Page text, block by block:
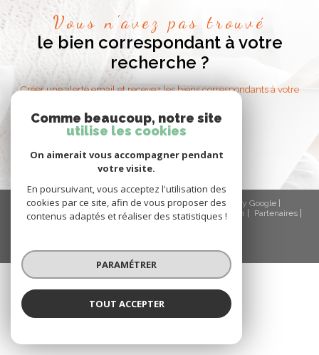
Vous n'avez pas trouvé
le bien correspondant à votre
recherche ?
Créer une alerte email et recevez les biens correspondants à votre
© 2026 | Tous droits réservés | Traduction powered by Google |
Nos honoraires
Plan du site Mentions légales Admin
Partenaires
Politique RGPD
Cookies
Comme beaucoup, notre site
utilise les cookies
On aimerait vous accompagner pendant
votre visite.
En poursuivant, vous acceptez l'utilisation des
cookies par ce site, afin de vous proposer des
contenus adaptés et réaliser des statistiques !
PARAMÉTRER
TOUT ACCEPTER